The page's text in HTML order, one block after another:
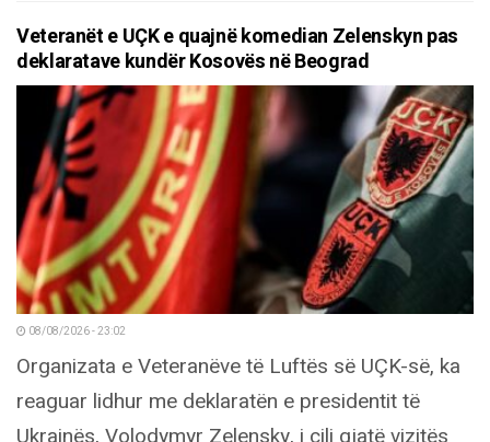
Veteranët e UÇK e quajnë komedian Zelenskyn pas
deklaratave kundër Kosovës në Beograd
08/08/2026 - 23:02
Organizata e Veteranëve të Luftës së UÇK-së, ka
reaguar lidhur me deklaratën e presidentit të